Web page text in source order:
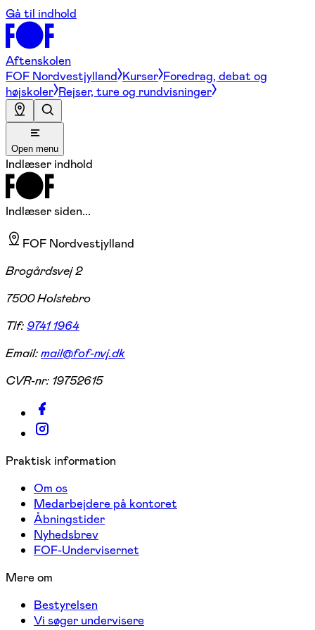
Gå til indhold
Aftenskolen
FOF Nordvestjylland Kurser Foredrag, debat og
højskoler Rejser, ture og rundvisninger
Open menu
Indlæser indhold
Indlæser siden...
FOF Nordvestjylland
Brogårdsvej 2
7500 Holstebro
Tlf:9741 1964
Email:mail@fof-nvj.dk
CVR-nr: 19752615
Praktisk information
Om os
Medarbejdere på kontoret
Åbningstider
Nyhedsbrev
FOF-Undervisernet
Mere om
Bestyrelsen
Vi søger undervisere